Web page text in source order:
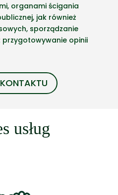
organami ścigania
jak również
sporządzanie
opinii
usług